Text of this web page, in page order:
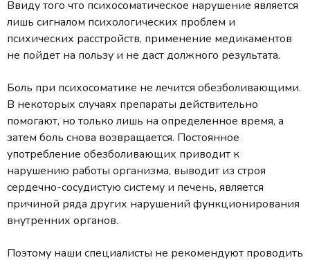
Ввиду того что психосоматическое нарушение является
лишь сигналом психологических проблем и
психических расстройств, применение медикаментов
не пойдет на пользу и не даст должного результата.
Боль при психосоматике не лечится обезболивающими.
В некоторых случаях препараты действительно
помогают, но только лишь на определенное время, а
затем боль снова возвращается. Постоянное
употребление обезболивающих приводит к
нарушению работы организма, выводит из строя
сердечно-сосудистую систему и печень, является
причиной ряда других нарушений функционирования
внутренних органов.
Поэтому наши специалисты не рекомендуют проводить